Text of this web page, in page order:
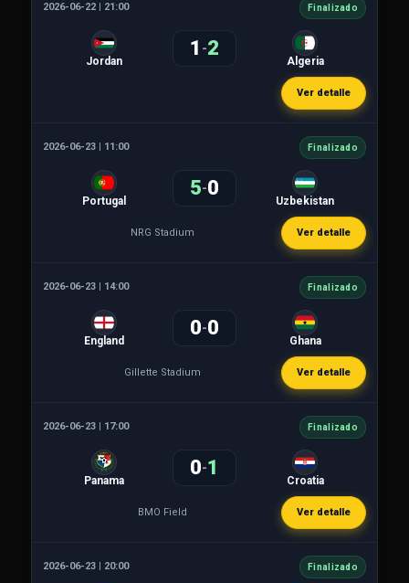
2026-06-22 | 21:00 Finalizado
Jordan
1 -2
Algeria
Ver detalle
2026-06-23 | 11:00 Finalizado
Portugal
5-0
Uzbekistan
NRG Stadium Ver detalle
2026-06-23 | 14:00 Finalizado
England
0-0
Ghana
Gillette Stadium Ver detalle
2026-06-23 | 17:00 Finalizado
Panama
0-1
Croatia
BMO Field Ver detalle
2026-06-23 | 20:00 Finalizado